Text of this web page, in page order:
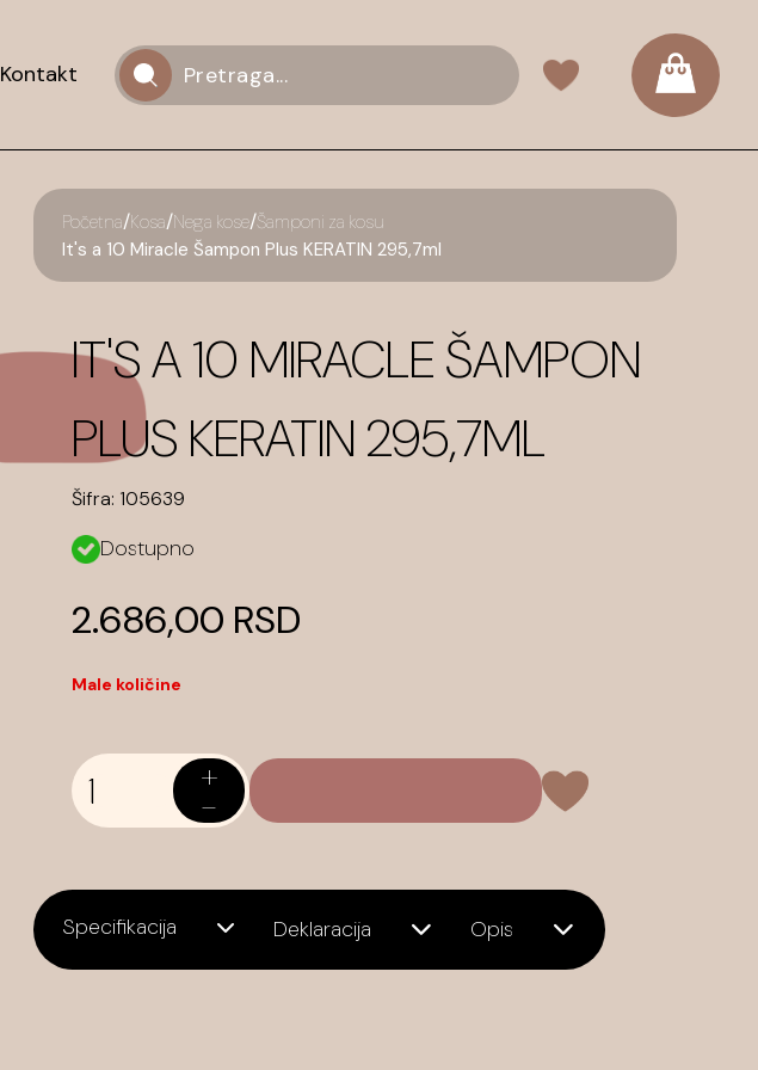
Kontakt
Početna/Kosa/Nega kose/Šamponi za kosu
It's a 10 Miracle Šampon Plus KERATIN 295,7ml
IT'S A 10 MIRACLE ŠAMPON
PLUS KERATIN 295,7ML
Šifra: 105639
Dostupno
2.686,00 RSD
Male količine
+
-
Specifikacija Deklaracija Opis